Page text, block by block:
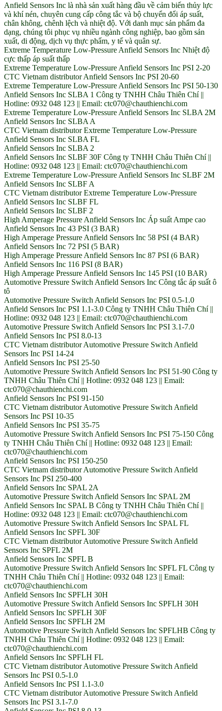
Anfield Sensors Inc là nhà sản xuất hàng đầu về cảm biến thủy lực
và khí nén, chuyên cung cấp công tắc và bộ chuyển đổi áp suất,
chân không, chênh lệch và nhiệt độ. Với danh mục sản phẩm đa
dạng, chúng tôi phục vụ nhiều ngành công nghiệp, bao gồm sản
xuất, di động, dịch vụ thực phẩm, y tế và quân sự.
Extreme Temperature Low-Pressure Anfield Sensors Inc Nhiệt độ
cực thấp áp suất thấp
Extreme Temperature Low-Pressure Anfield Sensors Inc PSI 2-20
CTC Vietnam distributor Anfield Sensors Inc PSI 20-60
Extreme Temperature Low-Pressure Anfield Sensors Inc PSI 50-130
Anfield Sensors Inc SLBA 1 Công ty TNHH Châu Thiên Chí ||
Hotline: 0932 048 123 || Email: ctc070@chauthienchi.com
Extreme Temperature Low-Pressure Anfield Sensors Inc SLBA 2M
Anfield Sensors Inc SLBA A
CTC Vietnam distributor Extreme Temperature Low-Pressure
Anfield Sensors Inc SLBA FL
Anfield Sensors Inc SLBA 2
Anfield Sensors Inc SLBF 30F Công ty TNHH Châu Thiên Chí ||
Hotline: 0932 048 123 || Email: ctc070@chauthienchi.com
Extreme Temperature Low-Pressure Anfield Sensors Inc SLBF 2M
Anfield Sensors Inc SLBF A
CTC Vietnam distributor Extreme Temperature Low-Pressure
Anfield Sensors Inc SLBF FL
Anfield Sensors Inc SLBF 2
High Amperage Pressure Anfield Sensors Inc Áp suất Ampe cao
Anfield Sensors Inc 43 PSI (3 BAR)
High Amperage Pressure Anfield Sensors Inc 58 PSI (4 BAR)
Anfield Sensors Inc 72 PSI (5 BAR)
High Amperage Pressure Anfield Sensors Inc 87 PSI (6 BAR)
Anfield Sensors Inc 116 PSI (8 BAR)
High Amperage Pressure Anfield Sensors Inc 145 PSI (10 BAR)
Automotive Pressure Switch Anfield Sensors Inc Công tắc áp suất ô
tô
Automotive Pressure Switch Anfield Sensors Inc PSI 0.5-1.0
Anfield Sensors Inc PSI 1.1-3.0 Công ty TNHH Châu Thiên Chí ||
Hotline: 0932 048 123 || Email: ctc070@chauthienchi.com
Automotive Pressure Switch Anfield Sensors Inc PSI 3.1-7.0
Anfield Sensors Inc PSI 8.0-13
CTC Vietnam distributor Automotive Pressure Switch Anfield
Sensors Inc PSI 14-24
Anfield Sensors Inc PSI 25-50
Automotive Pressure Switch Anfield Sensors Inc PSI 51-90 Công ty
TNHH Châu Thiên Chí || Hotline: 0932 048 123 || Email:
ctc070@chauthienchi.com
Anfield Sensors Inc PSI 91-150
CTC Vietnam distributor Automotive Pressure Switch Anfield
Sensors Inc PSI 10-35
Anfield Sensors Inc PSI 35-75
Automotive Pressure Switch Anfield Sensors Inc PSI 75-150 Công
ty TNHH Châu Thiên Chí || Hotline: 0932 048 123 || Email:
ctc070@chauthienchi.com
Anfield Sensors Inc PSI 150-250
CTC Vietnam distributor Automotive Pressure Switch Anfield
Sensors Inc PSI 250-400
Anfield Sensors Inc SPAL 2A
Automotive Pressure Switch Anfield Sensors Inc SPAL 2M
Anfield Sensors Inc SPAL B Công ty TNHH Châu Thiên Chí ||
Hotline: 0932 048 123 || Email: ctc070@chauthienchi.com
Automotive Pressure Switch Anfield Sensors Inc SPAL FL
Anfield Sensors Inc SPFL 30F
CTC Vietnam distributor Automotive Pressure Switch Anfield
Sensors Inc SPFL 2M
Anfield Sensors Inc SPFL B
Automotive Pressure Switch Anfield Sensors Inc SPFL FL Công ty
TNHH Châu Thiên Chí || Hotline: 0932 048 123 || Email:
ctc070@chauthienchi.com
Anfield Sensors Inc SPFLH 30H
Automotive Pressure Switch Anfield Sensors Inc SPFLH 30H
Anfield Sensors Inc SPFLH 30F
Anfield Sensors Inc SPFLH 2M
Automotive Pressure Switch Anfield Sensors Inc SPFLHB Công ty
TNHH Châu Thiên Chí || Hotline: 0932 048 123 || Email:
ctc070@chauthienchi.com
Anfield Sensors Inc SPFLH FL
CTC Vietnam distributor Automotive Pressure Switch Anfield
Sensors Inc PSI 0.5-1.0
Anfield Sensors Inc PSI 1.1-3.0
CTC Vietnam distributor Automotive Pressure Switch Anfield
Sensors Inc PSI 3.1-7.0